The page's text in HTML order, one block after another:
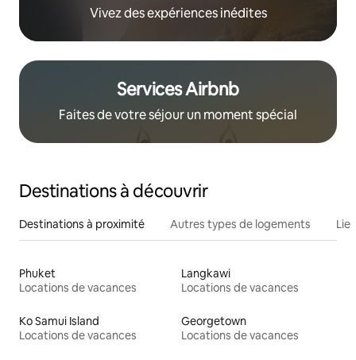
Vivez des expériences inédites
Services Airbnb
Faites de votre séjour un moment spécial
Destinations à découvrir
Destinations à proximité Autres types de logements
Phuket
Locations de vacances
Langkawi
Locations de vacances
Ko Samui Island
Locations de vacances
Georgetown
Locations de vacances